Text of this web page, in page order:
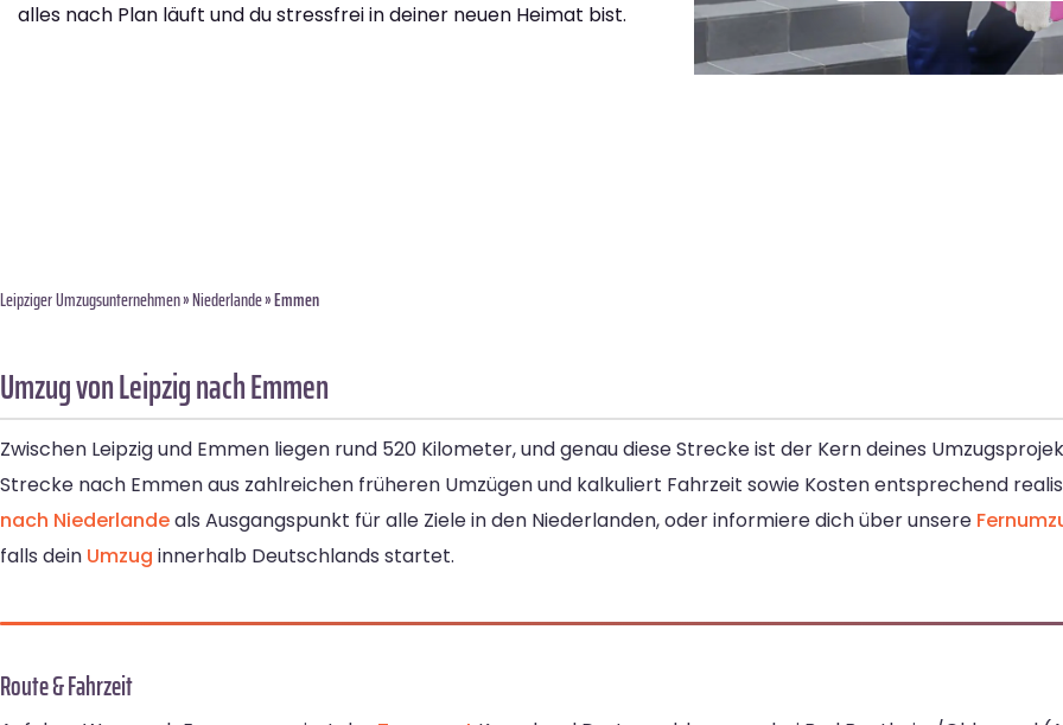
alles nach Plan läuft und du stressfrei in deiner neuen Heimat bist.
Leipziger Umzugsunternehmen»Niederlande» Emmen
Umzug von Leipzig nach Emmen
Zwischen Leipzig und Emmen liegen rund 520 Kilometer, und genau diese Strecke ist der Kern deines
Strecke nach Emmen aus zahlreichen früheren Umzügen und kalkuliert Fahrzeit sowie Kosten entsprechend
nach Niederlandeals Ausgangspunkt für alle Ziele in den Niederlanden, oder informiere dich über unsere
falls dein Umzug innerhalb Deutschlands startet.
Route & Fahrzeit